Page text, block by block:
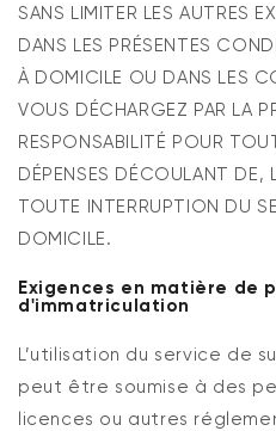
SANS LIMITER LES AUTRES
DANS LES PRÉSENTES
À DOMICILE OU DANS LES
VOUS DÉCHARGEZ PAR LA
RESPONSABILITÉ POUR
DÉPENSES DÉCOULANT DE,
TOUTE INTERRUPTION DU
DOMICILE.
Exigences en matière de
d'immatriculation
L’utilisation du service de
peut être soumise à des
licences ou autres